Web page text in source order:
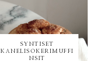
SYNTISET
KANELISOKERIMUFFI
NSIT